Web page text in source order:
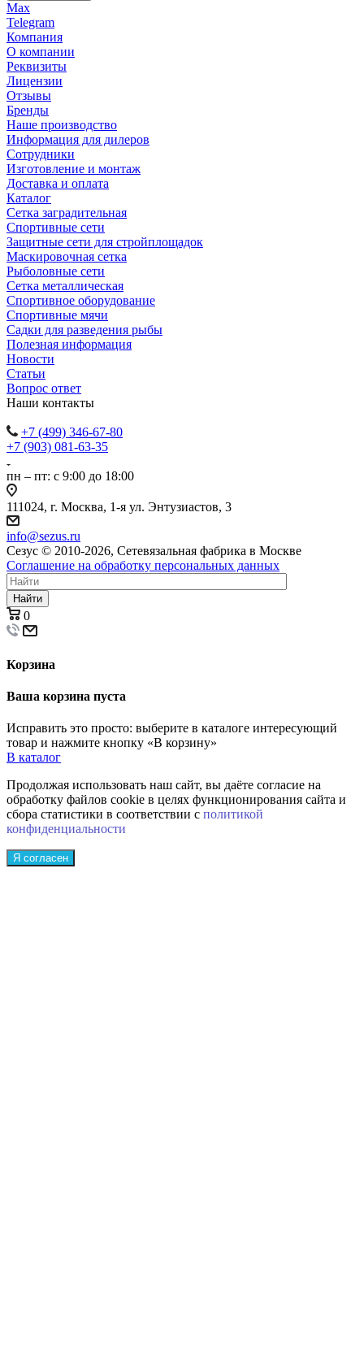
Max
Telegram
Компания
О компании
Реквизиты
Лицензии
Отзывы
Бренды
Наше производство
Информация для дилеров
Сотрудники
Изготовление и монтаж
Доставка и оплата
Каталог
Сетка заградительная
Спортивные сети
Защитные сети для стройплощадок
Маскировочная сетка
Рыболовные сети
Сетка металлическая
Спортивное оборудование
Спортивные мячи
Садки для разведения рыбы
Полезная информация
Новости
Статьи
Вопрос ответ
Наши контакты
+7 (499) 346-67-80
+7 (903) 081-63-35
пн – пт: с 9:00 до 18:00
111024, г. Москва, 1-я ул. Энтузиастов, 3
info@sezus.ru
Сезус © 2010-2026, Сетевязальная фабрика в Москве
Соглашение на обработку персональных данных
Найти
0
Корзина
Ваша корзина пуста
Исправить это просто: выберите в каталоге интересующий
товар и нажмите кнопку «В корзину»
В каталог
Продолжая использовать наш сайт, вы даёте согласие на
обработку файлов cookie в целях функционирования сайта и
сбора статистики в соответствии с политикой
конфиденциальности
Я согласен